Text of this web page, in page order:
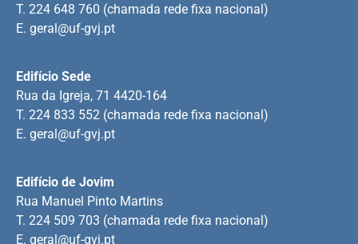
Edifício de Jovim
Rua Manuel Pinto Martins
T. 224 509 703 (chamada rede fixa nacional)
E. geral@uf-gvj.pt
Edifício Sede
Rua da Igreja, 71 4420-164
T. 224 833 552 (chamada rede fixa nacional)
E. geral@uf-gvj.pt
T. 224 648 760 (chamada rede fixa nacional)
E. geral@uf-gvj.pt